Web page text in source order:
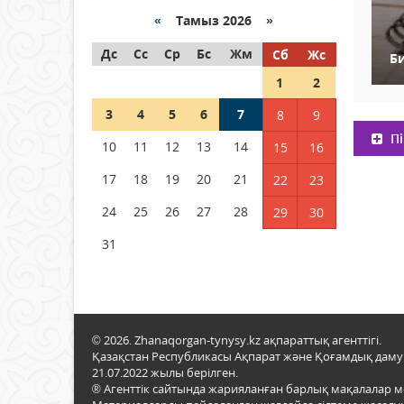
граждане Казахстана,
находящиеся за рубежом?
05 тамыз 2026 ж. 134
Шетелде жүрген Қазақстан
азаматтары қалай дауыс
бере алады?
« Тамыз 2026 »
Дс
Сс Ср Бс Жм Сб
Жс
1
2
3
4 5 6 7 8
9
10
11 12 13 14 15
16
17
18 19 20 21 22
23
24
25 26 27 28 29
30
31
© 2026. Zhanaqorgan-tynysy.kz ақпараттық агенттігі.
Қазақстан Республикасы Ақпарат және Қоғамдық даму
21.07.2022 жылы берілген.
® Агенттік сайтында жарияланған барлық